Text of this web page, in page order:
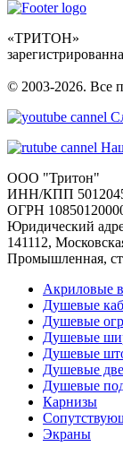
«ТРИТОН»
© 2003-2026. Все
ООО "Тритон"
ИНН/КПП
ОГРН
Юридический
141112,
Промышленная,
Акриловые
Душевые
Душевые
Душевые
Душевые
Душевые
Душевые
Карнизы
Экраны